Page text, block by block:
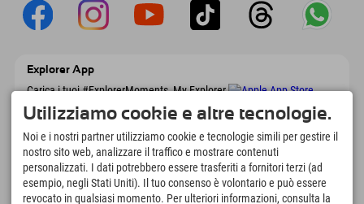
Explorer App
Carica i tuoi #ExplorerMoments, My Explorer
To Go con panoramica delle prenotazioni,
lista dei desideri, panoramica dei ristoranti e
molto altro. Scaricalo subito!
È tempo di momenti da esploratore
166 4.634km
Utilizziamo cookie e altre tecnologie.
Noi e i nostri partner utilizziamo cookie e tecnologie simili per gestire il
nostro sito web, analizzare il traffico e mostrare contenuti
personalizzati. I dati potrebbero essere trasferiti a fornitori terzi (ad
esempio, negli Stati Uniti). Il tuo consenso è volontario e può essere
revocato in qualsiasi momento. Per ulteriori informazioni, consulta la